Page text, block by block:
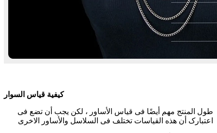
کیفیة قیاس السوار
طول المنتج مهم أیضًا فی قیاس الأساور ، لکن یجب أن تضع فی
اعتبارک أن هذه القیاسات تختلف فی السلاسل والأساور الاخری